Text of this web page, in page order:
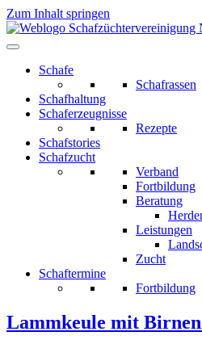
Zum Inhalt springen
Schafe
Schafrassen
Schafhaltung
Schaferzeugnisse
Rezepte
Schafstories
Schafzucht
Verband
Fortbildung
Beratung
Leistungen
Zucht
Schaftermine
Fortbildung
Lammkeule mit